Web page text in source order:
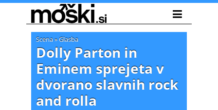
Scena»Glasba
Dolly Parton in
Eminem sprejeta v
dvorano slavnih rock
and rolla